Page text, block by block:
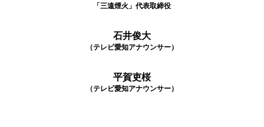
「三遠煙火」代表取締役
石井俊大
（テレビ愛知アナウンサー）
平賀吏桜
（テレビ愛知アナウンサー）